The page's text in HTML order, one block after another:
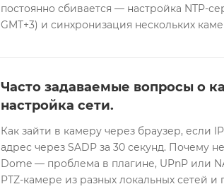
постоянно сбивается — настройка NTP-
GMT+3) и синхронизация нескольких
Часто задаваемые вопросы о
настройка сети.
Как зайти в камеру через браузер, если
адрес через SADP за 30 секунд. Почему
Dome — проблема в плагине, UPnP или
PTZ-камере из разных локальных сетей